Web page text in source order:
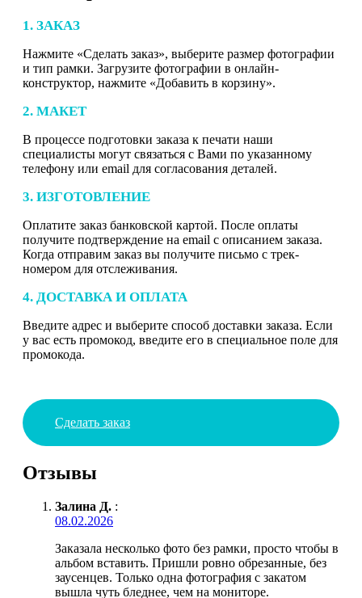
1. ЗАКАЗ
Нажмите «Сделать заказ», выберите размер фотографии
и тип рамки. Загрузите фотографии в онлайн-
конструктор, нажмите «Добавить в корзину».
2. МАКЕТ
В процессе подготовки заказа к печати наши
специалисты могут связаться с Вами по указанному
телефону или email для согласования деталей.
3. ИЗГОТОВЛЕНИЕ
Оплатите заказ банковской картой. После оплаты
получите подтверждение на email с описанием заказа.
Когда отправим заказ вы получите письмо с трек-
номером для отслеживания.
4. ДОСТАВКА И ОПЛАТА
Введите адрес и выберите способ доставки заказа. Если
у вас есть промокод, введите его в специальное поле для
промокода.
Сделать заказ
Отзывы
Залина Д. :
08.02.2026
Заказала несколько фото без рамки, просто чтобы в
альбом вставить. Пришли ровно обрезанные, без
заусенцев. Только одна фотография с закатом
вышла чуть бледнее, чем на мониторе.